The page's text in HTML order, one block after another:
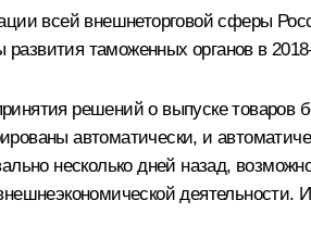
всей внешнеторговой сферы
таможенных органов в
решений о выпуске товаров
автоматически, и
несколько дней назад,